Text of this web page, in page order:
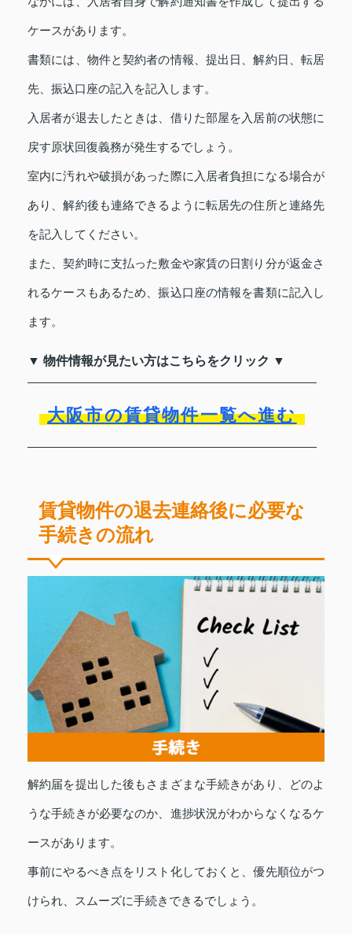
ケースがあります。
書類には、物件と契約者の情報、提出日、解約日、転居
先、振込口座の記入を記入します。
入居者が退去したときは、借りた部屋を入居前の状態に
戻す原状回復義務が発生するでしょう。
室内に汚れや破損があった際に入居者負担になる場合が
あり、解約後も連絡できるように転居先の住所と連絡先
を記入してください。
また、契約時に支払った敷金や家賃の日割り分が返金さ
れるケースもあるため、振込口座の情報を書類に記入し
ます。
▼ 物件情報が見たい方はこちらをクリック ▼
大阪市の賃貸物件一覧へ進む
賃貸物件の退去連絡後に必要な
手続きの流れ
解約届を提出した後もさまざまな手続きがあり、どのよ
うな手続きが必要なのか、進捗状況がわからなくなるケ
ースがあります。
事前にやるべき点をリスト化しておくと、優先順位がつ
けられ、スムーズに手続きできるでしょう。